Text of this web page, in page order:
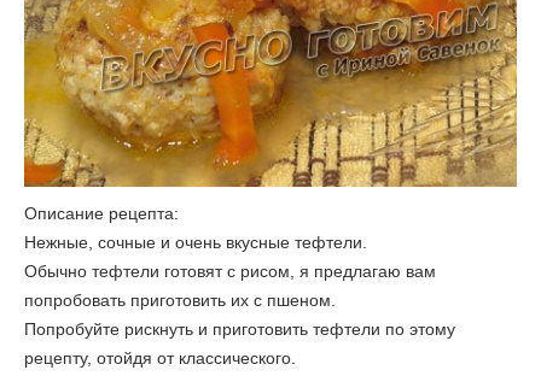
Описание рецепта:
Нежные, сочные и очень вкусные тефтели.
Обычно тефтели готовят с рисом, я предлагаю вам
попробовать приготовить их с пшеном.
Попробуйте рискнуть и приготовить тефтели по этому
рецепту, отойдя от классического.